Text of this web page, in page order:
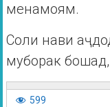
менамоям.
Соли нави
муборак
599